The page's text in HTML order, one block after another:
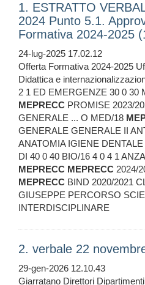
1. ESTRATTO
2024 Punto 5.1.
Formativa 2024-2025
24-lug-2025 17.02.12
Offerta Formativa 2024-2025
Didattica e
2 1 ED EMERGENZE 30 0 30
MEPRECC PROMISE 2023/
GENERALE ... O MED/18
GENERALE GENERALE II
ANATOMIA IGIENE
DI 40 0 40 BIO/16 4 0 4 1
MEPRECC MEPRECC 2024/
MEPRECC BIND 2020/2021
GIUSEPPE PERCORSO
INTERDISCIPLINARE
2. verbale 22
29-gen-2026 12.10.43
Giarratano Direttori Dipartimenti